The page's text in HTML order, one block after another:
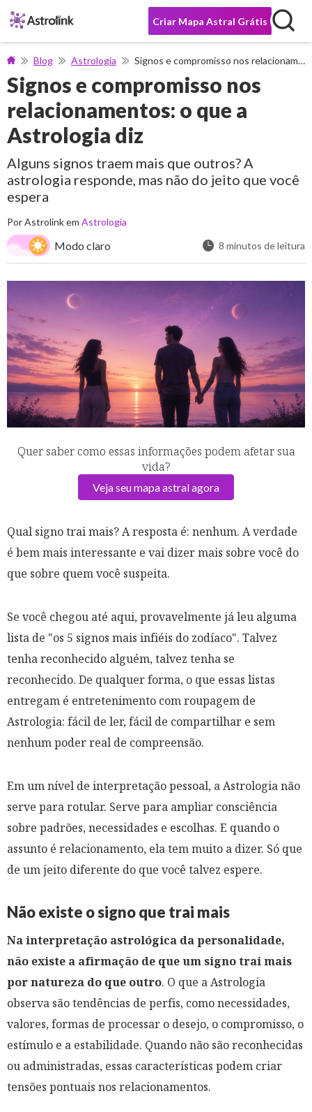
Criar Mapa Astral Grátis
Blog Astrologia Signos e compromisso nos relacionamentos: o que a Astrologia diz
Signos e compromisso nos
relacionamentos: o que a
Astrologia diz
Alguns signos traem mais que outros? A
astrologia responde, mas não do jeito que você
espera
Por Astrolink em Astrologia
Modo claro 8 minutos de leitura
Quer saber como essas informações podem afetar sua
vida?
Veja seu mapa astral agora
Qual signo trai mais? A resposta é: nenhum. A verdade
é bem mais interessante e vai dizer mais sobre você do
que sobre quem você suspeita.
Se você chegou até aqui, provavelmente já leu alguma
lista de "os 5 signos mais infiéis do zodíaco". Talvez
tenha reconhecido alguém, talvez tenha se
reconhecido. De qualquer forma, o que essas listas
entregam é entretenimento com roupagem de
Astrologia: fácil de ler, fácil de compartilhar e sem
nenhum poder real de compreensão.
Em um nível de interpretação pessoal, a Astrologia não
serve para rotular. Serve para ampliar consciência
sobre padrões, necessidades e escolhas. E quando o
assunto é relacionamento, ela tem muito a dizer. Só que
de um jeito diferente do que você talvez espere.
Não existe o signo que trai mais
Na interpretação astrológica da personalidade,
não existe a afirmação de que um signo trai mais
por natureza do que outro. O que a Astrologia
observa são tendências de perfis, como necessidades,
valores, formas de processar o desejo, o compromisso, o
estímulo e a estabilidade. Quando não são reconhecidas
ou administradas, essas características podem criar
tensões pontuais nos relacionamentos.